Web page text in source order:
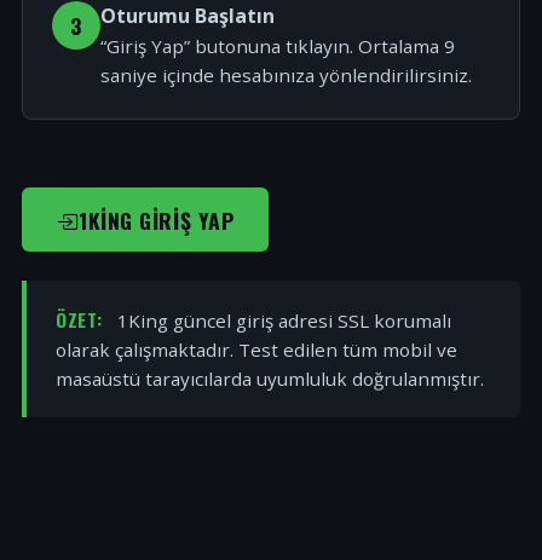
3 Oturumu Başlatın
“Giriş Yap” butonuna tıklayın. Ortalama 9
saniye içinde hesabınıza yönlendirilirsiniz.
1KING GIRIŞ YAP
ÖZET:
1King güncel giriş adresi SSL korumalı
olarak çalışmaktadır. Test edilen tüm mobil ve
masaüstü tarayıcılarda uyumluluk doğrulanmıştır.